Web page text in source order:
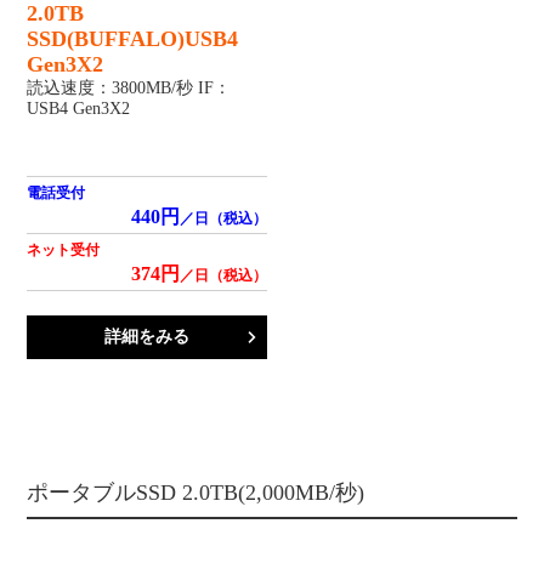
2.0TB
SSD(BUFFALO)USB4
Gen3X2
読込速度：3800MB/秒 IF：
USB4 Gen3X2
電話受付
440円 ／日（税込）
ネット受付
374円 ／日（税込）
詳細をみる
ポータブルSSD 2.0TB(2,000MB/秒)